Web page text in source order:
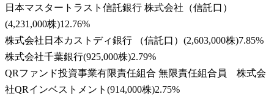
日本マスタートラスト信託銀行 株式会社（信託口）
(4,231,000株)12.76%
株式会社日本カストディ銀行 （信託口） (2,603,000株)7.85%
株式会社千葉銀行(925,000株)2.79%
QRファンド投資事業有限責任組合 無限責任組合員 株式会
社QRインベストメント (914,000株)2.75%